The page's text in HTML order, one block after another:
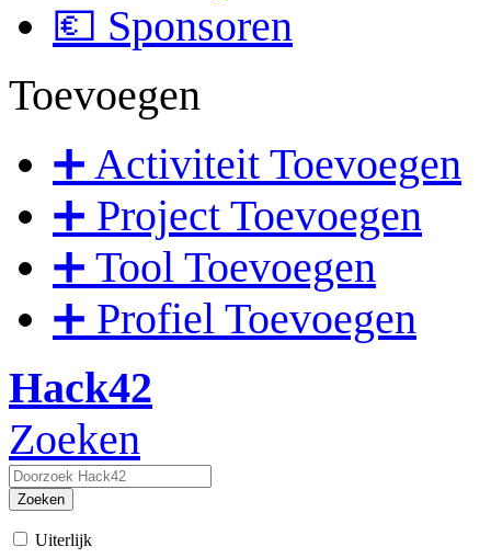
💶 Sponsoren
Toevoegen
➕ Activiteit Toevoegen
➕ Project Toevoegen
➕ Tool Toevoegen
➕ Profiel Toevoegen
Hack42
Zoeken
Zoeken
Uiterlijk